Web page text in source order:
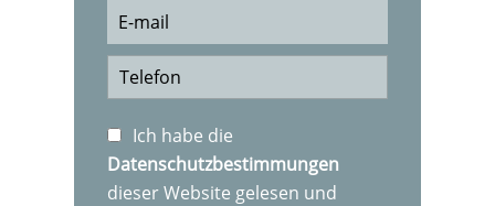
Ich habe die
Datenschutzbestimmungen
dieser Website gelesen und